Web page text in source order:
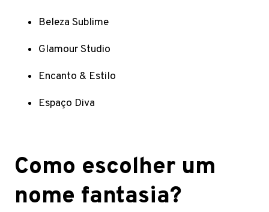
Beleza Sublime
Glamour Studio
Encanto & Estilo
Espaço Diva
Como escolher um
nome fantasia?